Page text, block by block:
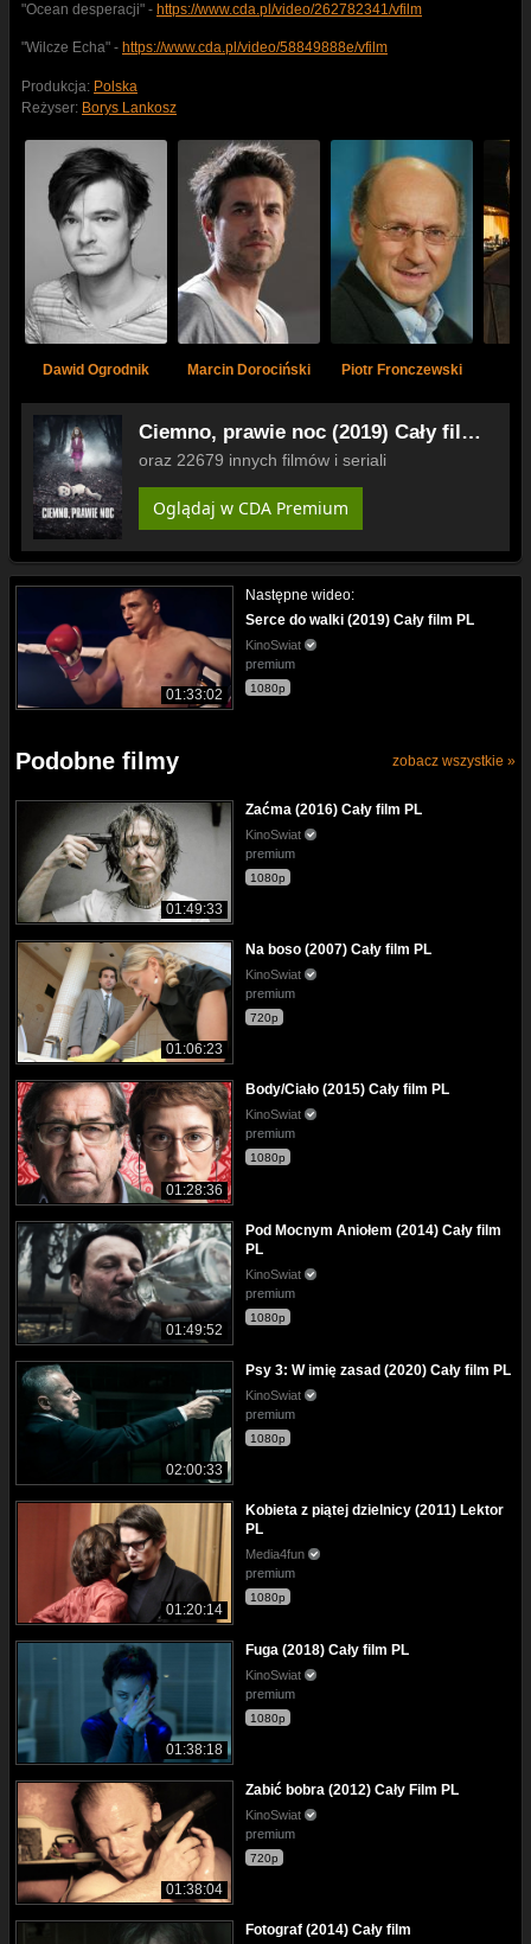
"Ocean desperacji" - https://www.cda.pl/video/262782341/vfilm
"Wilcze Echa" - https://www.cda.pl/video/58849888e/vfilm
Produkcja: Polska
Reżyser: Borys Lankosz
Dawid Ogrodnik Marcin Dorociński Piotr Fronczewski
Ciemno, prawie noc (2019) Cały film
PL
oraz 22679 innych filmów i seriali
Oglądaj w CDA Premium
01:33:02
Następne wideo:
Serce do walki (2019) Cały film PL
KinoSwiat
premium
1080p
Podobne filmy zobacz wszystkie »
01:49:33
Zaćma (2016) Cały film PL
KinoSwiat
premium
1080p
01:06:23
Na boso (2007) Cały film PL
KinoSwiat
premium
720p
01:28:36
Body/Ciało (2015) Cały film PL
KinoSwiat
premium
1080p
01:49:52
Pod Mocnym Aniołem (2014) Cały film
PL
KinoSwiat
premium
1080p
02:00:33
Psy 3: W imię zasad (2020) Cały film PL
KinoSwiat
premium
1080p
01:20:14
Kobieta z piątej dzielnicy (2011) Lektor
PL
Media4fun
premium
1080p
01:38:18
Fuga (2018) Cały film PL
KinoSwiat
premium
1080p
01:38:04
Zabić bobra (2012) Cały Film PL
KinoSwiat
premium
720p
Fotograf (2014) Cały film